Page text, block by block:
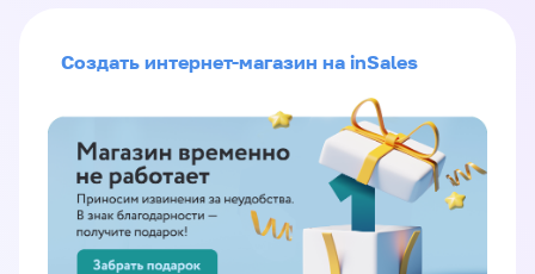
Создать интернет-магазин на inSales